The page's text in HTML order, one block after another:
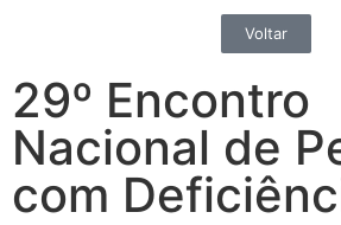
Voltar
29º Encontro
Nacional de
com